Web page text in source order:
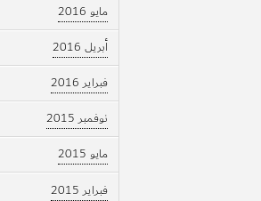
مايو 2016
أبريل 2016
فبراير 2016
نوفمبر 2015
مايو 2015
فبراير 2015